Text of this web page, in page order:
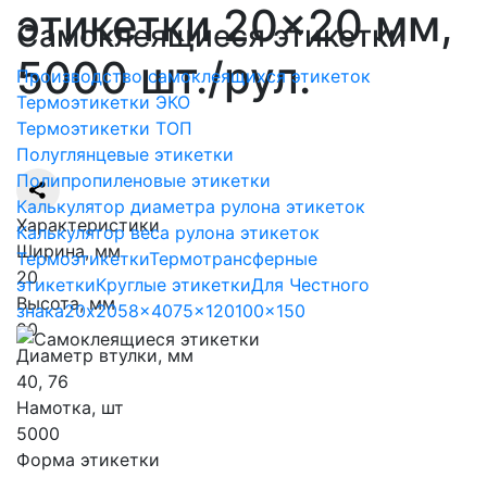
Самоклеящиеся этикетки
Производство самоклеящихся этикеток
Термоэтикетки ЭКО
Термоэтикетки ТОП
Полуглянцевые этикетки
Полипропиленовые этикетки
Калькулятор диаметра рулона этикеток
Калькулятор веса рулона этикеток
ТермоэтикеткиТермотрансферные
этикеткиКруглые этикеткиДля Честного
знака20x2058x4075x120100x150
этикетки 20×20 мм,
5000 шт./рул.
Характеристики
Ширина, мм
20
Высота, мм
20
Диаметр втулки, мм
40, 76
Намотка, шт
5000
Форма этикетки